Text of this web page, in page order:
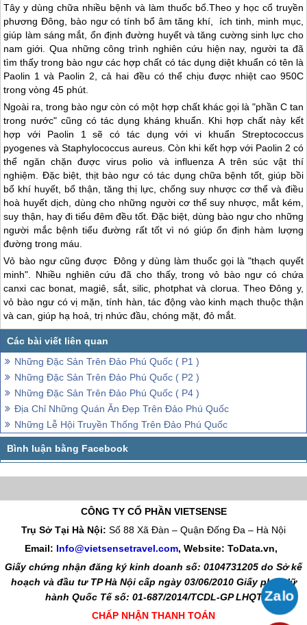
Tây y dùng chữa nhiều bệnh và làm thuốc bổ.Theo y học cổ truyền
phương Đông, bào ngư có tính bổ âm tăng khí, ích tinh, minh mục,
giúp làm sáng mắt, ổn định đường huyết và tăng cường sinh lực cho
nam giới. Qua những công trình nghiên cứu hiện nay, người ta đã
tìm thấy trong bào ngư các hợp chất có tác dụng diệt khuẩn có tên là
Paolin 1 và Paolin 2, cả hai đều có thể chịu được nhiệt cao 950C
trong vòng 45 phút.
Ngoài ra, trong bào ngư còn có một hợp chất khác gọi là "phần C tan
trong nước" cũng có tác dụng kháng khuẩn. Khi hợp chất này kết
hợp với Paolin 1 sẽ có tác dụng với vi khuẩn Streptococcus
pyogenes và Staphylococcus aureus. Còn khi kết hợp với Paolin 2 có
thể ngăn chặn được virus polio và influenza A trên súc vật thí
nghiệm. Đặc biệt, thịt bào ngư có tác dụng chữa bệnh tốt, giúp bồi
bổ khí huyết, bổ thận, tăng thị lực, chống suy nhược cơ thể và điều
hoà huyết dịch, dùng cho những người cơ thể suy nhược, mắt kém,
suy thận, hay đi tiểu đêm đều tốt. Đặc biệt, dùng bào ngư cho những
người mắc bệnh tiểu đường rất tốt vì nó giúp ổn định hàm lượng
đường trong máu.
Vỏ bào ngư cũng được Đông y dùng làm thuốc gọi là "thạch quyết
minh". Nhiều nghiên cứu đã cho thấy, trong vỏ bào ngư có chứa
canxi cac bonat, magiê, sắt, silic, photphat và clorua. Theo Đông y,
vỏ bào ngư có vị mặn, tính hàn, tác động vào kinh mạch thuộc thận
và can, giúp hạ hoả, trị nhức đầu, chóng mặt, đỏ mắt.
Những Đặc Sản Trên Đảo Phú Quốc ( P1 )
Những Đặc Sản Trên Đảo Phú Quốc ( P2 )
Những Đặc Sản Trên Đảo Phú Quốc ( P4 )
Địa Chỉ Những Quán Ăn Đẹp Trên Đảo Phú Quốc
Những Lễ Hội Truyền Thống Trên Đảo Phú Quốc
CÔNG TY CỔ PHẦN VIETSENSE
Trụ Sở Tại Hà Nội: Số 88 Xã Đàn – Quận Đống Đa – Hà Nội
Email: Info@vietsensetravel.com, Website: ToData.vn,
Giấy chứng nhận đăng ký kinh doanh số: 0104731205 do Sở kế
hoạch và đầu tư TP Hà Nội cấp ngày 03/06/2010 Giấy phép lữ
hành Quốc Tế số: 01-687/2014/TCDL-GP LHQT
CHẤP NHẬN THANH TOÁN